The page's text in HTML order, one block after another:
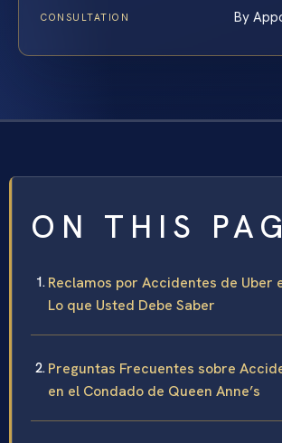
CONSULTATION By
ON THIS
Reclamos por Accidentes de Uber
Lo que Usted Debe Saber
Preguntas Frecuentes sobre
en el Condado de Queen Anne’s